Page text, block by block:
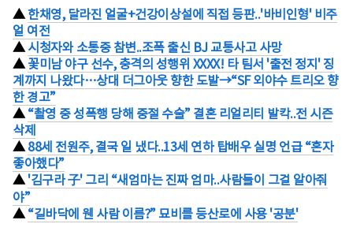
▲한채영, 달라진 얼굴+건강이상설에 직접 등판..'바비인형' 비주
얼 여전
▲ 시청자와 소통중 참변..조폭 출신 BJ 교통사고 사망
▲ 꽃미남 야구 선수, 충격의 성행위 XXXX! 타 팀서 '출전 정지' 징
계까지 나왔다…상대 더그아웃 향한 도발→“SF 외야수 트리오 향
한 경고”
▲ “촬영 중 성폭행 당해 중절 수술” 결혼 리얼리티 발칵..전 시즌
삭제
▲ 88세 전원주, 결국 일 냈다..13세 연하 탑배우 실명 언급 “혼자
좋아했다”
▲ '김구라 子' 그리 “새엄마는 진짜 엄마..사람들이 그걸 알아줘
야”
▲ “길바닥에 웬 사람 이름?” 묘비를 등산로에 사용 '공분'